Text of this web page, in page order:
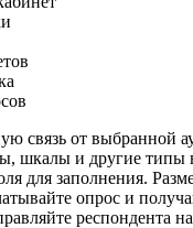
связь от выбранной
шкалы и другие типы
для заполнения.
опрос и
респондента